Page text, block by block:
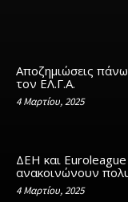
Αποζημιώσεις
τον ΕΛ.Γ.Α.
4 Μαρτίου, 2025
ΔΕΗ και
ανακοινώνουν
4 Μαρτίου, 2025